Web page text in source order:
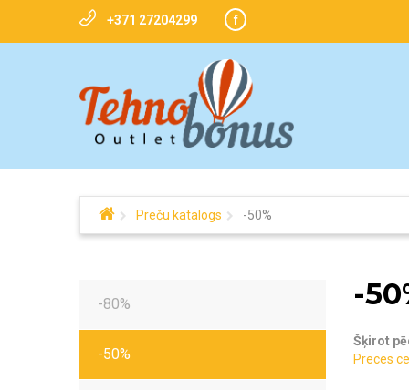
+371 27204299 f
Preču katalogs -50%
-80%
-50%
-
Šķirot
Preces